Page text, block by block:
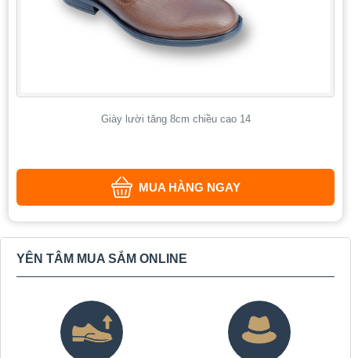
Giày lười tăng 8cm chiều cao 14
MUA HÀNG NGAY
YÊN TÂM MUA SẮM ONLINE